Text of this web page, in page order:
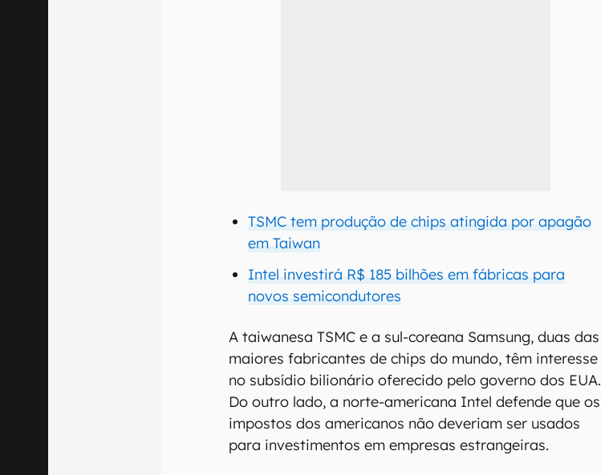
TSMC tem produção de chips atingida por apagão
em Taiwan
Intel investirá R$ 185 bilhões em fábricas para
novos semicondutores
A taiwanesa TSMC e a sul-coreana Samsung, duas das
maiores fabricantes de chips do mundo, têm interesse
no subsídio bilionário oferecido pelo governo dos EUA.
Do outro lado, a norte-americana Intel defende que os
impostos dos americanos não deveriam ser usados
para investimentos em empresas estrangeiras.